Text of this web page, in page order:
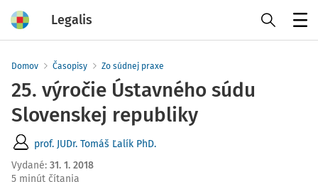
Legalis
Domov Časopisy Zo súdnej praxe
25. výročie Ústavného súdu
Slovenskej republiky
prof. JUDr. Tomáš Ľalík PhD.
Vydané: 31. 1. 2018
5 minút čítania